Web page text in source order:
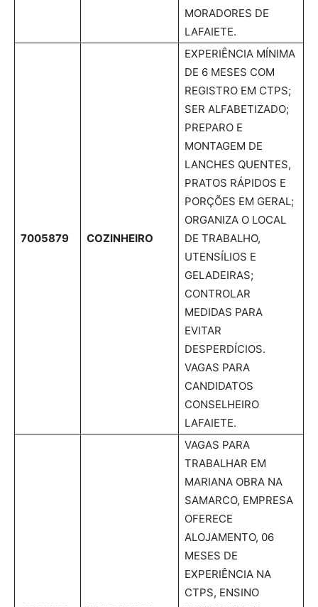
MORADORES DE
LAFAIETE.
7005879 COZINHEIRO
EXPERIÊNCIA MÍNIMA
DE 6 MESES COM
REGISTRO EM CTPS;
SER ALFABETIZADO;
PREPARO E
MONTAGEM DE
LANCHES QUENTES,
PRATOS RÁPIDOS E
PORÇÕES EM GERAL;
ORGANIZA O LOCAL
DE TRABALHO,
UTENSÍLIOS E
GELADEIRAS;
CONTROLAR
MEDIDAS PARA
EVITAR
DESPERDÍCIOS.
VAGAS PARA
CANDIDATOS
CONSELHEIRO
LAFAIETE.
VAGAS PARA
TRABALHAR EM
MARIANA OBRA NA
SAMARCO, EMPRESA
OFERECE
ALOJAMENTO, 06
MESES DE
EXPERIÊNCIA NA
CTPS, ENSINO